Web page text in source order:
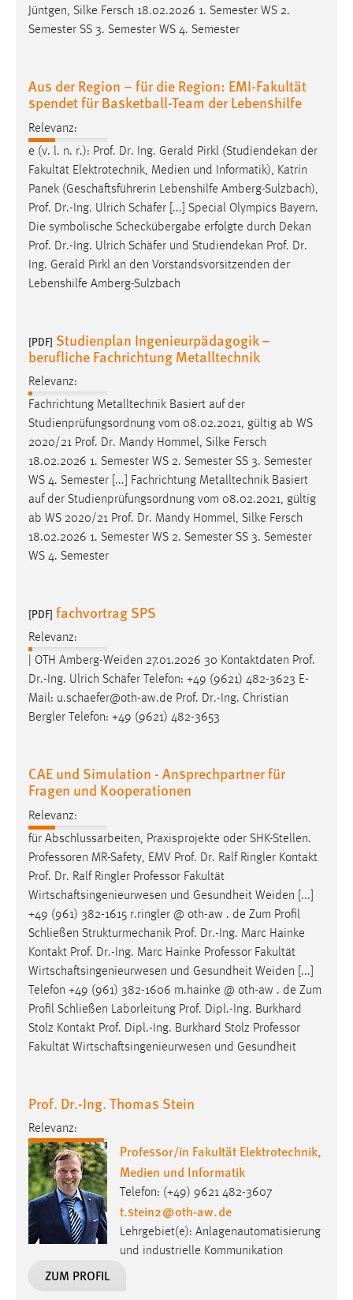
Jüntgen, Silke Fersch 18.02.2026 1. Semester WS 2.
Semester SS 3. Semester WS 4. Semester
Aus der Region – für die Region: EMI-Fakultät
spendet für Basketball-Team der Lebenshilfe
Relevanz:
e (v. l. n. r.): Prof. Dr. Ing. Gerald Pirkl (Studiendekan der
Fakultät Elektrotechnik, Medien und Informatik), Katrin
Panek (Geschäftsführerin Lebenshilfe Amberg-Sulzbach),
Prof. Dr.-Ing. Ulrich Schäfer [...] Special Olympics Bayern.
Die symbolische Scheckübergabe erfolgte durch Dekan
Prof. Dr.-Ing. Ulrich Schäfer und Studiendekan Prof. Dr.
Ing. Gerald Pirkl an den Vorstandsvorsitzenden der
Lebenshilfe Amberg-Sulzbach
[PDF] Studienplan Ingenieurpädagogik –
berufliche Fachrichtung Metalltechnik
Relevanz:
Fachrichtung Metalltechnik Basiert auf der
Studienprüfungsordnung vom 08.02.2021, gültig ab WS
2020/21 Prof. Dr. Mandy Hommel, Silke Fersch
18.02.2026 1. Semester WS 2. Semester SS 3. Semester
WS 4. Semester [...] Fachrichtung Metalltechnik Basiert
auf der Studienprüfungsordnung vom 08.02.2021, gültig
ab WS 2020/21 Prof. Dr. Mandy Hommel, Silke Fersch
18.02.2026 1. Semester WS 2. Semester SS 3. Semester
WS 4. Semester
[PDF] fachvortrag SPS
Relevanz:
| OTH Amberg-Weiden 27.01.2026 30 Kontaktdaten Prof.
Dr.-Ing. Ulrich Schäfer Telefon: +49 (9621) 482-3623 E-
Mail: u.schaefer@oth-aw.de Prof. Dr.-Ing. Christian
Bergler Telefon: +49 (9621) 482-3653
CAE und Simulation - Ansprechpartner für
Fragen und Kooperationen
Relevanz:
für Abschlussarbeiten, Praxisprojekte oder SHK-Stellen.
Professoren MR-Safety, EMV Prof. Dr. Ralf Ringler Kontakt
Prof. Dr. Ralf Ringler Professor Fakultät
Wirtschaftsingenieurwesen und Gesundheit Weiden [...]
+49 (961) 382-1615 r.ringler @ oth-aw . de Zum Profil
Schließen Strukturmechanik Prof. Dr.-Ing. Marc Hainke
Kontakt Prof. Dr.-Ing. Marc Hainke Professor Fakultät
Wirtschaftsingenieurwesen und Gesundheit Weiden [...]
Telefon +49 (961) 382-1606 m.hainke @ oth-aw . de Zum
Profil Schließen Laborleitung Prof. Dipl.-Ing. Burkhard
Stolz Kontakt Prof. Dipl.-Ing. Burkhard Stolz Professor
Fakultät Wirtschaftsingenieurwesen und Gesundheit
Prof. Dr.-Ing. Thomas Stein
Relevanz:
Professor/in Fakultät Elektrotechnik,
Medien und Informatik
Telefon: (+49) 9621 482-3607
t.stein2@oth-aw.de
Lehrgebiet(e): Anlagenautomatisierung
und industrielle Kommunikation
ZUM PROFIL